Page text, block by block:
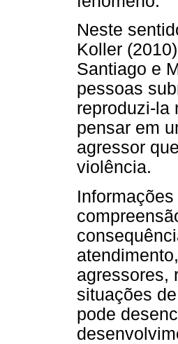
Neste
Koller
Santiago e
pessoas
reproduzi-la
pensar em
agressor
violência.
agressores,
situações
pode